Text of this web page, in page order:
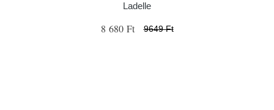
Ladelle
8 680 Ft 9649 Ft